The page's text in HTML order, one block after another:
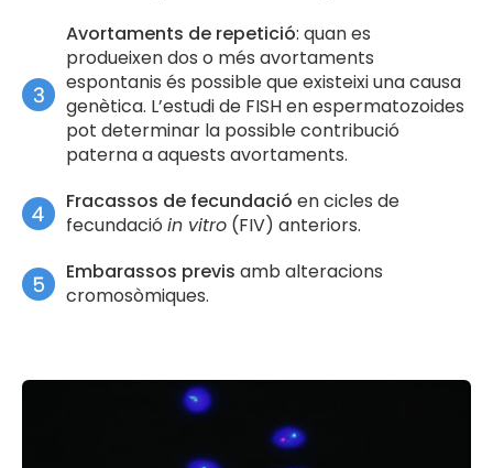
Avortaments de repetició: quan es
produeixen dos o més avortaments
espontanis és possible que existeixi una causa
genètica. L’estudi de FISH en espermatozoides
pot determinar la possible contribució
paterna a aquests avortaments.
Fracassos de fecundació en cicles de
fecundació in vitro (FIV) anteriors.
Embarassos previs amb alteracions
cromosòmiques.